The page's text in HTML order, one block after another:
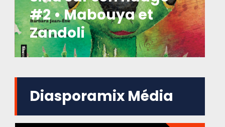
#2 • Mabouya et
Zandoli
Diasporamix Média